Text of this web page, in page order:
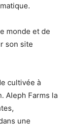
monde et de
son site
cultivée à
Aleph Farms la
une